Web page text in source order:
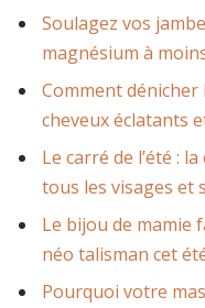
Soulagez vos
magnésium à
Comment
cheveux éclatants
Le carré de l’été :
tous les visages et
Le bijou de mamie
néo talisman cet
Pourquoi votre